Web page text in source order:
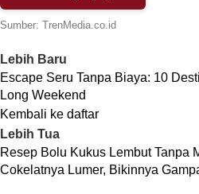
Sumber: TrenMedia.co.id
Lebih Baru
Escape Seru Tanpa Biaya: 10
Long Weekend
Kembali ke daftar
Lebih Tua
Resep Bolu Kukus Lembut Tanpa
Cokelatnya Lumer, Bikinnya